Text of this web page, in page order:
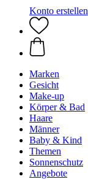
Konto erstellen
Marken
Gesicht
Make-up
Körper & Bad
Haare
Männer
Baby & Kind
Themen
Sonnenschutz
Angebote